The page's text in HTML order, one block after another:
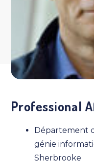
Professional
Département
génie
Sherbrooke